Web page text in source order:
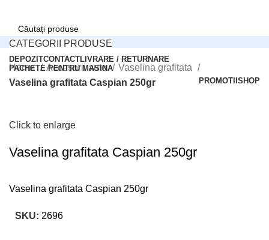
Office:
Tel: 0727.226.926
Login / Register
CATEGORII PRODUSE
DEPOZITCONTACTLIVRARE / RETURNARE
PACHETE PENTRU MASINA
PROMOTII SHOP
0 Wishlist
Home Accesorii auto
Vaselina grafitata
Vaselina grafitata Caspian 250gr
Click to enlarge
Vaselina grafitata Caspian 250gr
Vaselina grafitata Caspian 250gr
SKU: 2696